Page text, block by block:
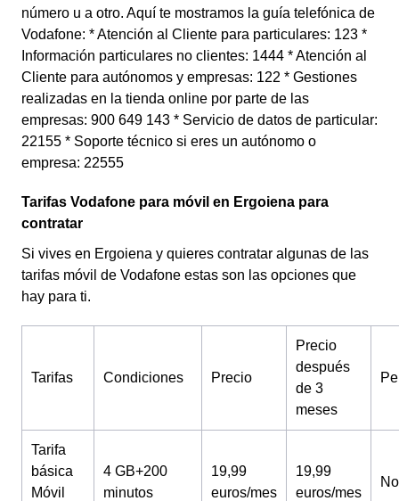
número u a otro. Aquí te mostramos la guía telefónica de
Vodafone: * Atención al Cliente para particulares: 123 *
Información particulares no clientes: 1444 * Atención al
Cliente para autónomos y empresas: 122 * Gestiones
realizadas en la tienda online por parte de las
empresas: 900 649 143 * Servicio de datos de particular:
22155 * Soporte técnico si eres un autónomo o
empresa: 22555
Tarifas Vodafone para móvil en Ergoiena para
contratar
Si vives en Ergoiena y quieres contratar algunas de las
tarifas móvil de Vodafone estas son las opciones que
hay para ti.
Tarifas Condiciones Precio
Precio
después
de 3
meses
Tarifa
básica
Móvil
4 GB+200
minutos
19,99
euros/mes
19,99
euros/mes
No